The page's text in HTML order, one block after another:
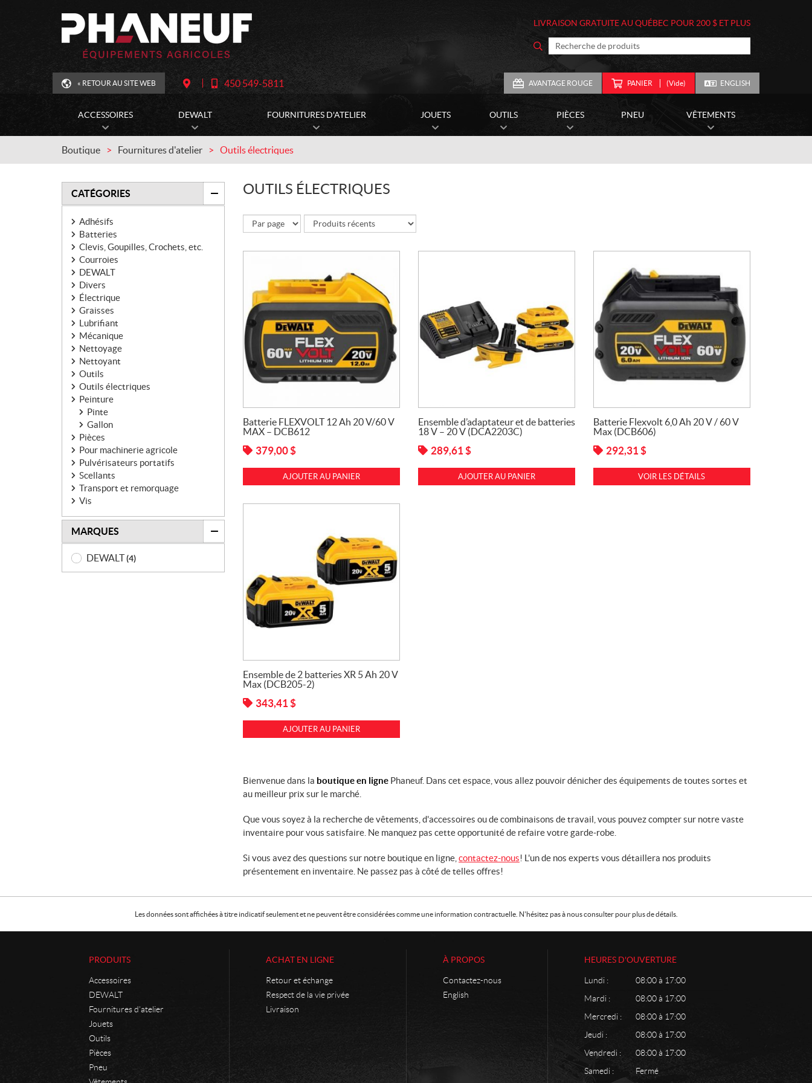
LIVRAISON GRATUITE AU QUÉBEC POUR 200 $ ET PLUS
« RETOUR AU SITE WEB
N
É
R
A
I
R
E
T
É
O
N
E
450 549-5811 AVANTAGE ROUGE PANIER (Vide) ENGLISH
ACCESSOIRES DEWALT FOURNITURES D'ATELIER JOUETS OUTILS PIÈCES PNEU VÊTEMENTS
Boutique Fournitures d'atelier Outils électriques
FILTRER
CATÉGORIES
Adhésifs
Batteries
Clevis, Goupilles, Crochets, etc.
Courroies
DEWALT
Divers
Électrique
Graisses
Lubrifiant
Mécanique
Nettoyage
Nettoyant
Outils
Outils électriques
Peinture
Pinte
Gallon
Pièces
Pour machinerie agricole
Pulvérisateurs portatifs
Scellants
Transport et remorquage
Vis
MARQUES
DEWALT(4)
OUTILS ÉLECTRIQUES
Batterie FLEXVOLT 12 Ah 20 V/60 V
MAX – DCB612
379,00$
AJOUTER AU PANIER
Ensemble d’adaptateur et de batteries
18 V – 20 V (DCA2203C)
289,61 $
AJOUTER AU PANIER
Batterie Flexvolt 6,0 Ah 20 V / 60 V
Max (DCB606)
292,31 $
VOIR LES DÉTAILS
Ensemble de 2 batteries XR 5 Ah 20 V
Max (DCB205-2)
343,41 $
AJOUTER AU PANIER
Bienvenue dans la boutique en ligne Phaneuf. Dans cet espace, vous allez pouvoir dénicher des équipements de toutes sortes et
au meilleur prix sur le marché.
Que vous soyez à la recherche de vêtements, d'accessoires ou de combinaisons de travail, vous pouvez compter sur notre vaste
inventaire pour vous satisfaire. Ne manquez pas cette opportunité de refaire votre garde-robe.
Si vous avez des questions sur notre boutique en ligne, contactez-nous! L'un de nos experts vous détaillera nos produits
présentement en inventaire. Ne passez pas à côté de telles offres!
Les données sont affichées à titre indicatif seulement et ne peuvent être considérées comme une information contractuelle. N'hésitez pas à nous consulter pour plus de détails.
PRODUITS
Accessoires
DEWALT
Fournitures d'atelier
Jouets
Outils
Pièces
Pneu
ACHAT EN LIGNE
Retour et échange
Respect de la vie privée
Livraison
À PROPOS
Contactez-nous
English
HEURES D'OUVERTURE
Lundi :
08:00 à 17:00
Mardi :
08:00 à 17:00
Mercredi :
08:00 à 17:00
Jeudi :
08:00 à 17:00
Vendredi :
08:00 à 17:00
Samedi :
Fermé